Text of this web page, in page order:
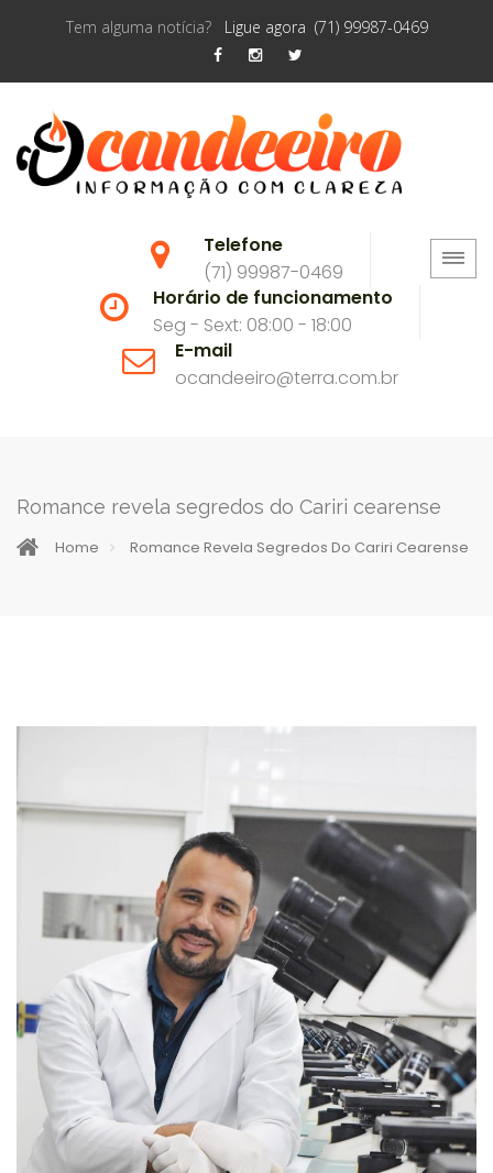
Tem alguma notícia? Ligue agora (71) 99987-0469
Telefone
(71) 99987-0469
Horário de funcionamento
Seg - Sext: 08:00 - 18:00
E-mail
ocandeeiro@terra.com.br
Romance revela segredos do Cariri cearense
Home Romance Revela Segredos Do Cariri Cearense